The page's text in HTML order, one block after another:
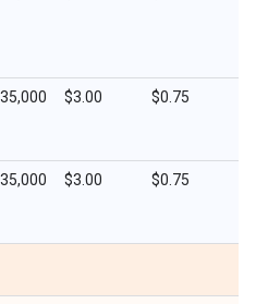
35,000 $3.00 $0.75
35,000 $3.00 $0.75